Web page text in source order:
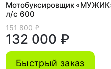
Мотобуксировщик
л/с 600
151 800 ₽
132 000 ₽
Быстрый заказ